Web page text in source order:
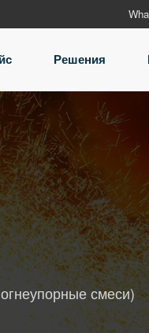
Решения
смеси)